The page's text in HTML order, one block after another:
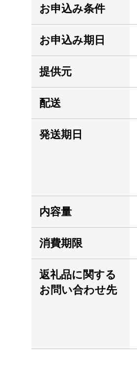
お申込み条件
お申込み期日
提供元
配送
発送期日
内容量
消費期限
返礼品に関する
お問い合わせ先